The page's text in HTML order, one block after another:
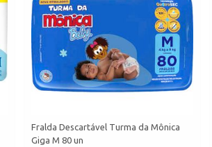
Fralda Descartável Turma da Mônica
Giga M 80 un